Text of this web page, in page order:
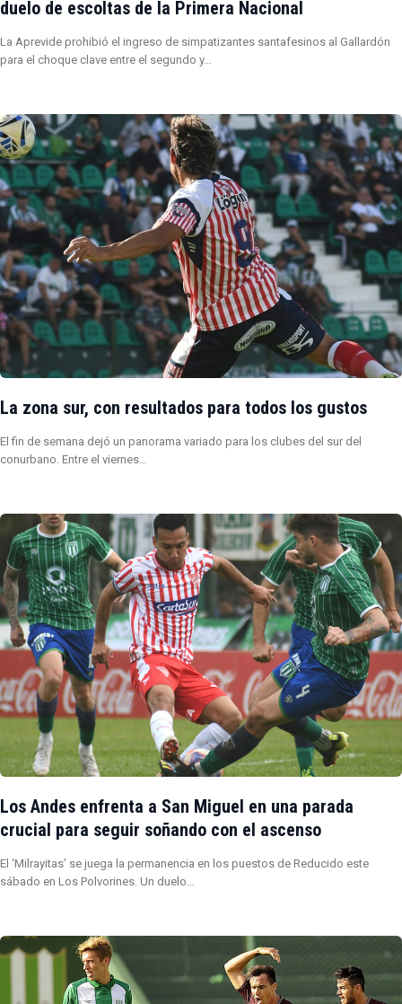
duelo de escoltas de la Primera Nacional
La Aprevide prohibió el ingreso de simpatizantes santafesinos al Gallardón
para el choque clave entre el segundo y…
La zona sur, con resultados para todos los gustos
El fin de semana dejó un panorama variado para los clubes del sur del
conurbano. Entre el viernes…
Los Andes enfrenta a San Miguel en una parada
crucial para seguir soñando con el ascenso
El ‘Milrayitas’ se juega la permanencia en los puestos de Reducido este
sábado en Los Polvorines. Un duelo…